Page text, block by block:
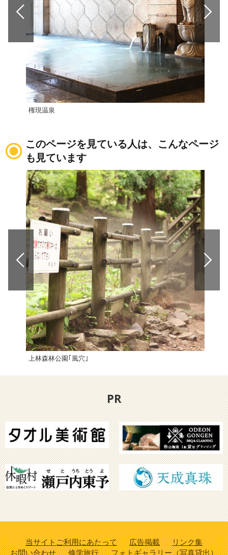
権現温泉
このページを見ている人は、こんなページ
も見ています
上林森林公園｢風穴｣
PR
当サイトご利用にあたって 広告掲載
リンク集
お問い合わせ
修学旅行 フォトギャラリー（写真貸出）